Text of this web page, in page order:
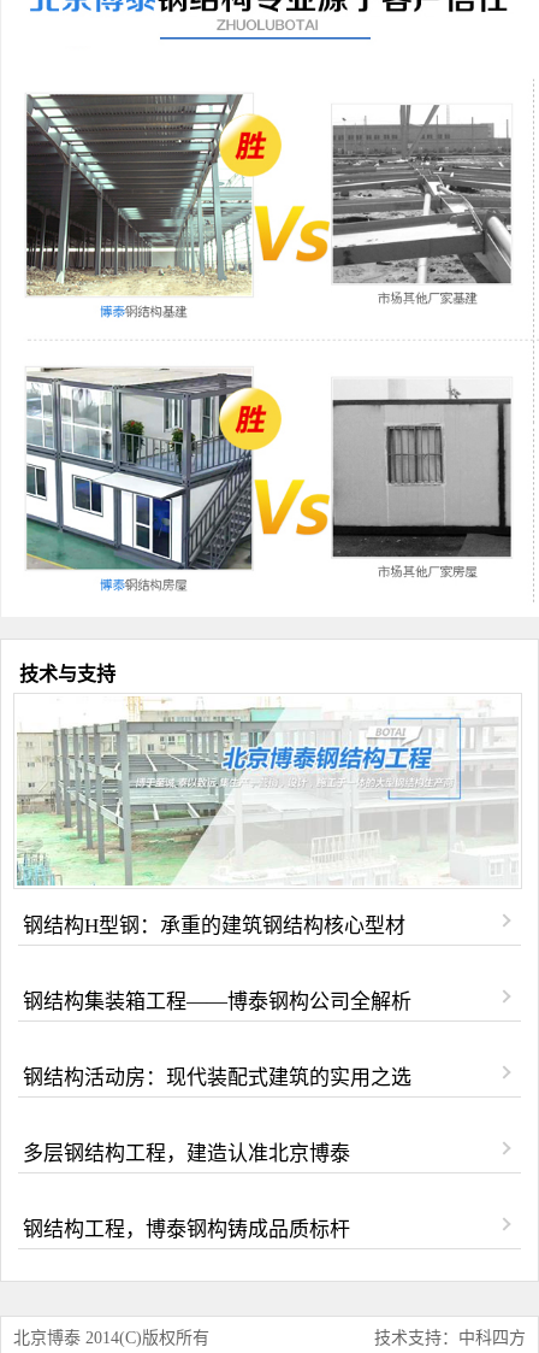
技术与支持
钢结构H型钢：承重的建筑钢结构核心型材
钢结构集装箱工程——博泰钢构公司全解析
钢结构活动房：现代装配式建筑的实用之选
多层钢结构工程，建造认准北京博泰
钢结构工程，博泰钢构铸成品质标杆
北京博泰 2014(C)版权所有 技术支持：中科四方